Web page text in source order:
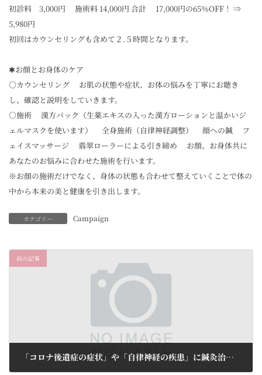
初診料 3,000円 施術料 14,000円 合計 17,000円の65％OFF！ ⇒
5,980円
初回はカウンセリングも含めて２.５時間となります。
✱お顔とお身体のケア
○カウンセリング お肌の状態や症状、お体の悩みを丁寧にお聴き
し、確認と説明をしていきます。
○施術 漢方パック（生薬エキスの入った漢方ローションと温かいジ
ェルマスクを使います） 全身施術（自律神経調整） 顔への鍼 フ
ェイスマッサージ 翡翠ローラーによる引き締め お顔、お身体共に
あなたのお悩みに合わせた施術を行います。
※お顔の施術だけでなく、身体の状態も合わせて整えていくことで体の
中から本来の美と健康を引き出します。
カテゴリー Campaign
前の記事
「コロナ後遺症の症状」や「自律神経の疾患」に鍼灸治療はいかがでしょうか。トライアルコース5,200円(税込)